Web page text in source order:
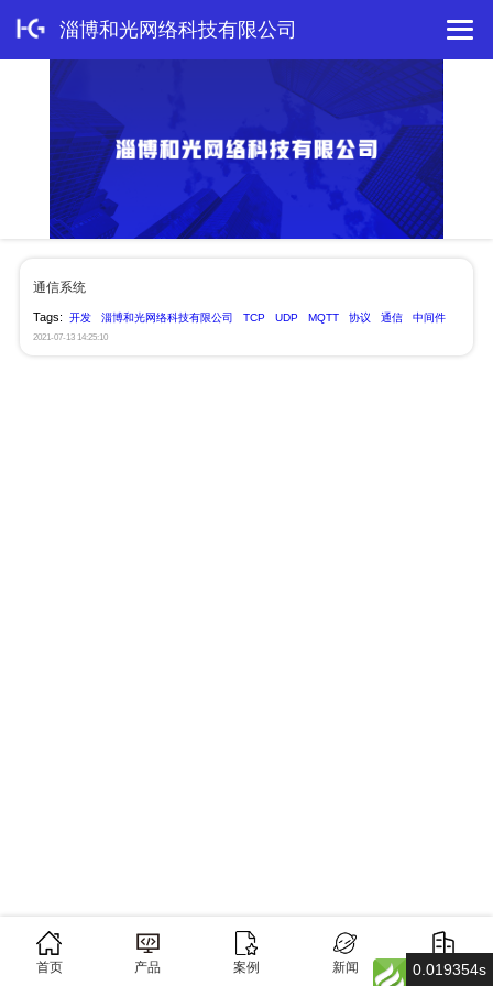
淄博和光网络科技有限公司
通信系统
Tags: 开发 淄博和光网络科技有限公司 TCP UDP MQTT 协议 通信 中间件
2021-07-13 14:25:10
首页 产品 案例 新闻 关于
0.019354s